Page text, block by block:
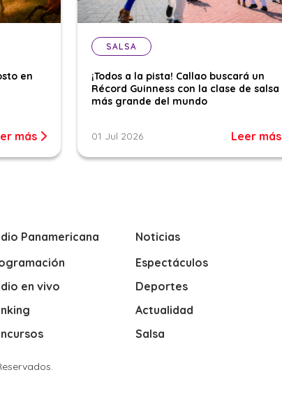
en
más
SALSA
¡Todos a la pista! Callao buscará un
Récord Guinness con la clase de salsa
más grande del mundo
01 Jul 2026 Leer más
Panamericana
en vivo
Noticias
Espectáculos
Deportes
Actualidad
Salsa